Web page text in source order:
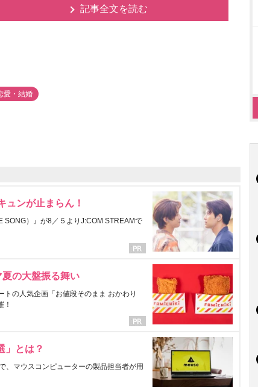
記事全文を読む
愛・結婚
ュンが止まらん！
SONG）』が8／５よりJ:COM STREAMで
の大盤振る舞い
の人気企画「お値段そのまま おかわり
！
」とは？
、マウスコンピューターの製品担当者が用